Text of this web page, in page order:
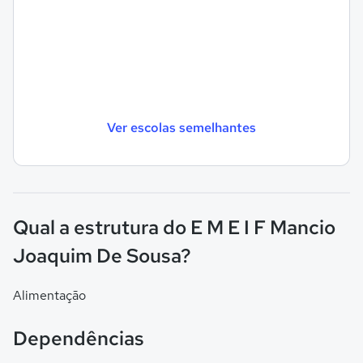
Ver escolas semelhantes
Qual a estrutura do E M E I F Mancio
Joaquim De Sousa?
Alimentação
Dependências